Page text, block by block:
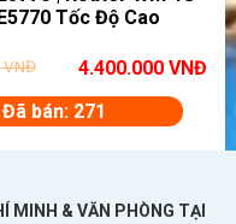
Tốc Độ Cao
VNĐ 4.400.000 VNĐ
Đã bán: 271
MINH & VĂN PHÒNG TẠI